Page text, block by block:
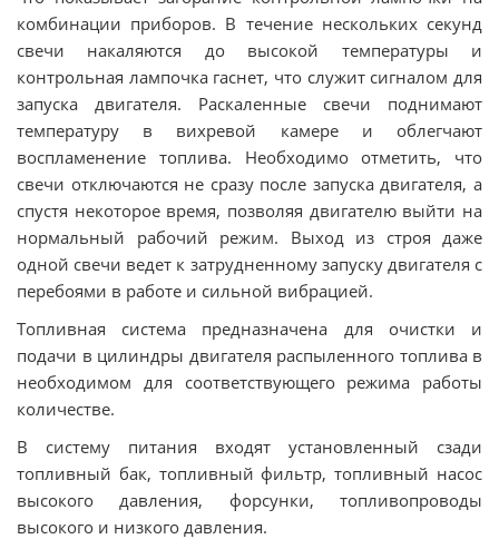
комбинации приборов. В течение нескольких секунд
свечи накаляются до высокой температуры и
контрольная лампочка гаснет, что служит сигналом для
запуска двигателя. Раскаленные свечи поднимают
температуру в вихревой камере и облегчают
воспламенение топлива. Необходимо отметить, что
свечи отключаются не сразу после запуска двигателя, а
спустя некоторое время, позволяя двигателю выйти на
нормальный рабочий режим. Выход из строя даже
одной свечи ведет к затрудненному запуску двигателя с
перебоями в работе и сильной вибрацией.
Топливная система предназначена для очистки и
подачи в цилиндры двигателя распыленного топлива в
необходимом для соответствующего режима работы
количестве.
В систему питания входят установленный сзади
топливный бак, топливный фильтр, топливный насос
высокого давления, форсунки, топливопроводы
высокого и низкого давления.